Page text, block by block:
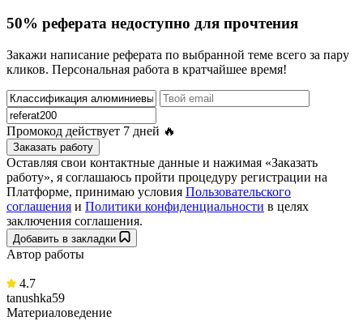
50% реферата недоступно для прочтения
Закажи написание реферата по выбранной теме всего за пару
кликов. Персональная работа в кратчайшее время!
Промокод действует 7 дней 🔥
Заказать работу
Оставляя свои контактные данные и нажимая «Заказать
работу», я соглашаюсь пройти процедуру регистрации на
Платформе, принимаю условия Пользовательского
соглашения и Политики конфиденциальности в целях
заключения соглашения.
Добавить в закладки
Автор работы
4.7
tanushka59
Материаловедение